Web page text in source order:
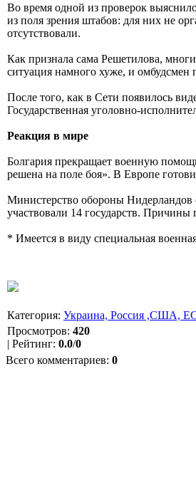
Во время одной из проверок
из поля зрения штабов: для них не
отсутствовали.
Как признала сама Решетилова,
ситуация намного хуже, и омбудсмен
После того, как в Сети появилось
Государственная уголовно-
Реакция в мире
Болгария прекращает военную
решена на поле боя». В Европе
Министерство обороны Нидерландов
участвовали 14 государств. Причины
* Имеется в виду специальная
Категория: Украина, Россия ,США,
Просмотров: 420
| Рейтинг: 0.0/0
Всего комментариев: 0